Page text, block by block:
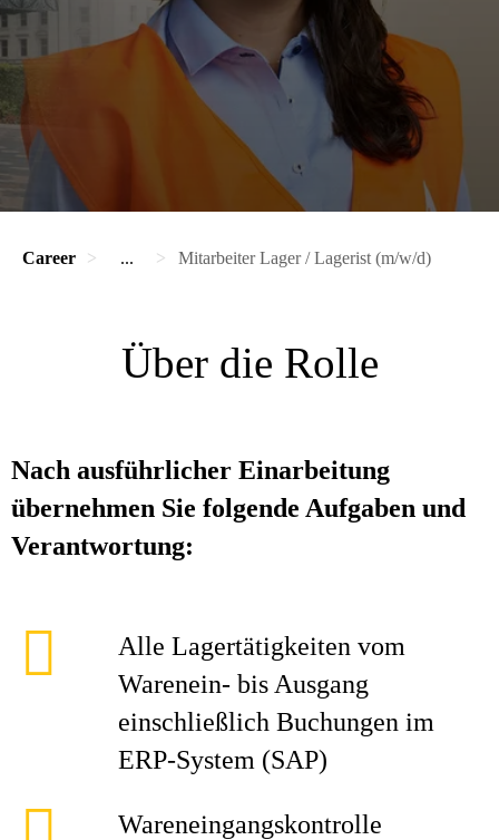
Career ... Mitarbeiter Lager / Lagerist (m/w/d)
Über die Rolle
Nach ausführlicher Einarbeitung
übernehmen Sie folgende Aufgaben und
Verantwortung:
Alle Lagertätigkeiten vom
Warenein- bis Ausgang
einschließlich Buchungen im
ERP-System (SAP)
Wareneingangskontrolle